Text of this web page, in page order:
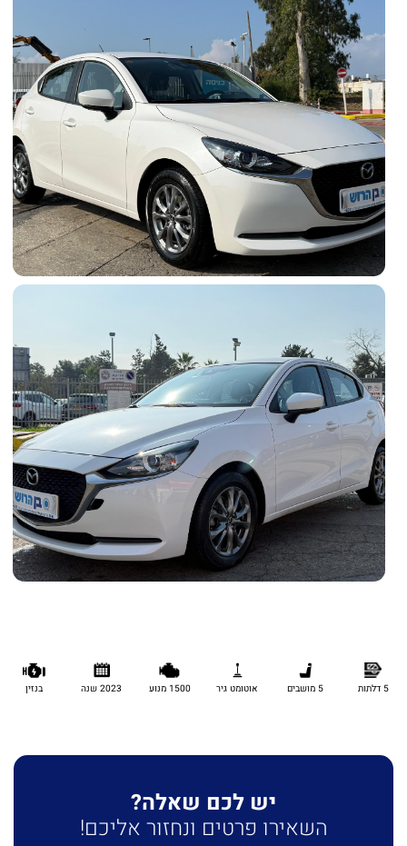
5 דלתות 5 מושבים אוטומט גיר 1500 מנוע 2023 שנה בנזין
יש לכם שאלה?
השאירו פרטים ונחזור אליכם!